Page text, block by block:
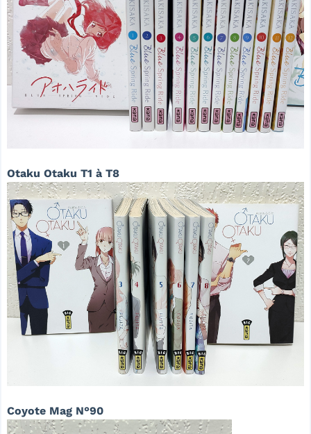
Otaku Otaku T1 à T8
Coyote Mag N°90